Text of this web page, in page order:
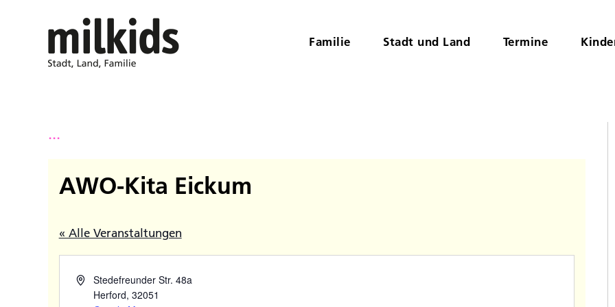
Familie Stadt und Land Termine
...
AWO-Kita Eickum
« Alle Veranstaltungen
Stedefreunder Str. 48a
Herford, 32051